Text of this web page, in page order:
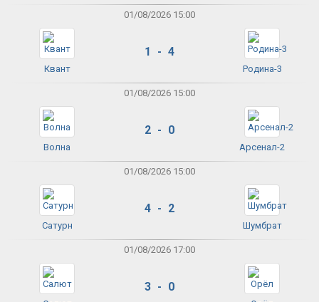
01/08/2026 15:00
Квант
1 - 4
Родина-3
01/08/2026 15:00
Волна
2 - 0
Арсенал-2
01/08/2026 15:00
Сатурн
4 - 2
Шумбрат
01/08/2026 17:00
3 - 0